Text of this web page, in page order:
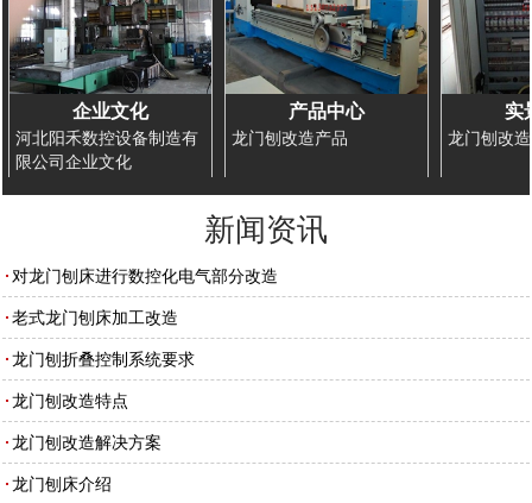
企业文化
河北阳禾数控设备制造有
限公司企业文化
产品中心
龙门刨改造产品
实
龙门刨改
新闻资讯
对龙门刨床进行数控化电气部分改造
老式龙门刨床加工改造
龙门刨折叠控制系统要求
龙门刨改造特点
龙门刨改造解决方案
龙门刨床介绍